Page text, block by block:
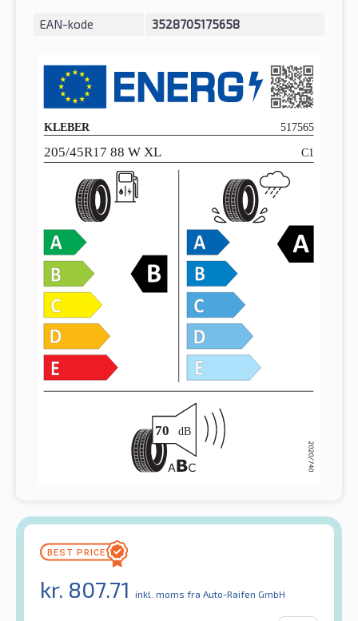
EAN-kode 3528705175658
kr. 807.71 inkl. moms fra Auto-Raifen GmbH